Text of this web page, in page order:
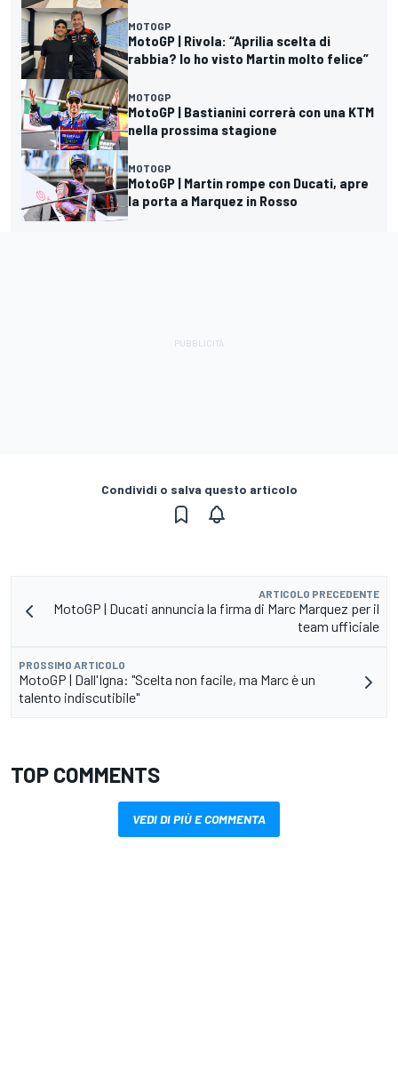
MOTOGP
MotoGP | Rivola: “Aprilia scelta di
rabbia? Io ho visto Martin molto felice”
MOTOGP
MotoGP | Bastianini correrà con una KTM
nella prossima stagione
MOTOGP
MotoGP | Martin rompe con Ducati, apre
la porta a Marquez in Rosso
Condividi o salva questo articolo
ARTICOLO PRECEDENTE
MotoGP | Ducati annuncia la firma di Marc Marquez per il
team ufficiale
PROSSIMO ARTICOLO
MotoGP | Dall'Igna: "Scelta non facile, ma Marc è un
talento indiscutibile"
TOP COMMENTS
VEDI DI PIÙ E COMMENTA